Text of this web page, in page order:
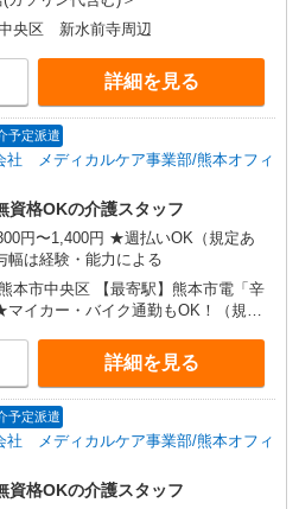
央区 新水前寺周辺
詳細を見る
予定派遣
社 メディカルケア事業部/熊本オフィ
資格OKの介護スタッフ
円〜1,400円 ★週払いOK（規定あ
与幅は経験・能力による
本市中央区 【最寄駅】熊本市電「辛
イカー・バイク通勤もOK！（規定
アなど、お好きな勤務地をお選び下さ
詳細を見る
予定派遣
社 メディカルケア事業部/熊本オフィ
資格OKの介護スタッフ